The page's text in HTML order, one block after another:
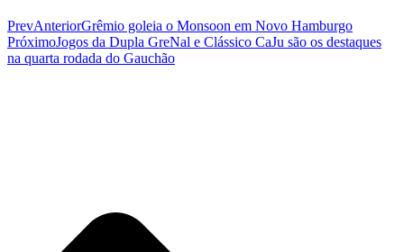
PrevAnteriorGrêmio goleia o Monsoon em Novo Hamburgo
PróximoJogos da Dupla GreNal e Clássico CaJu são os destaques
na quarta rodada do Gauchão